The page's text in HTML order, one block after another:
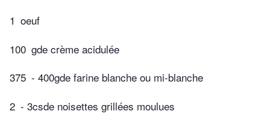
1 oeuf
100 gde crème acidulée
375 - 400gde farine blanche ou mi-blanche
2 - 3csde noisettes grillées moulues